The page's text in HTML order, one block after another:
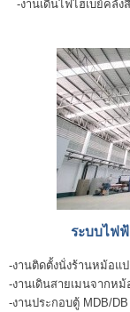
-งานเดินไฟไฮเบย์คลัง
ระบบไฟ
-งานติดตั้งนั่งร้านหม้อแ
-งานเดินสายเมนจากหม้
-งานประกอบตู้ MDB/DB